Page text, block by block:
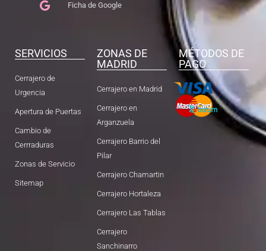
Ficha de Google
SERVICIOS
Cerrajero de
Urgencia
Apertura de Puertas
Cambio de
Cerrraduras
Zonas de Servicio
Sitemap
ZONAS DE
MADRID
Cerrajero en Madrid
Cerrajero en
Arganzuela
Cerrajero Barrio del
Pilar
Cerrajero Chamartin
Cerrajero Hortaleza
Cerrajero Las Tablas
Cerrajero
Sanchinarro
MÉTODOS DE
PAGO